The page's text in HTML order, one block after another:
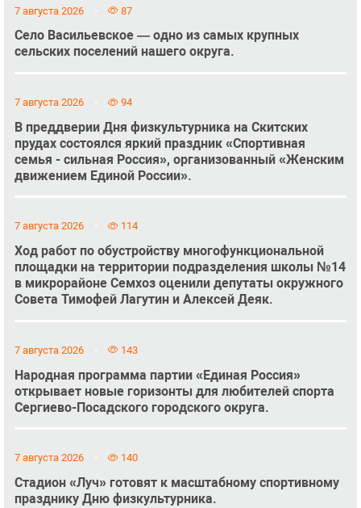
7 августа 2026 87
Село Васильевское — одно из самых крупных
сельских поселений нашего округа.
7 августа 2026 94
В преддверии Дня физкультурника на Скитских
прудах состоялся яркий праздник «Спортивная
семья - сильная Россия», организованный «Женским
движением Единой России».
7 августа 2026 114
Ход работ по обустройству многофункциональной
площадки на территории подразделения школы №14
в микрорайоне Семхоз оценили депутаты окружного
Совета Тимофей Лагутин и Алексей Деяк.
7 августа 2026 143
Народная программа партии «Единая Россия»
открывает новые горизонты для любителей спорта
Сергиево-Посадского городского округа.
7 августа 2026 140
Стадион «Луч» готовят к масштабному спортивному
празднику Дню физкультурника.